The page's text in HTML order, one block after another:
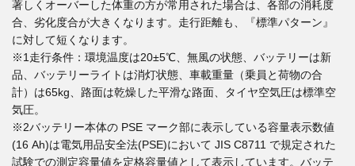
著しくオーバーした体重の方が常用された場合は、各部の消耗度
合、劣化度合が大きくなります。走行距離も、『標準パターン』
に対して短くなります。
※1走行条件：環境温度は20±5℃、無風の状態、バッテリーは新
品、バッテリーライトは消灯状態、車載重量（乗員と荷物の合
計）は65kg、路面は乾燥した平滑な路面、タイヤ空気圧は標準空
気圧。
※2バッテリー本体の PSE マーク部に表示している容量表示数値
(16 Ah)は電気用品安全法(PSE)において JIS C8711 で規定された
試験での測定容量値を定格容量値として表示しています。バッテ